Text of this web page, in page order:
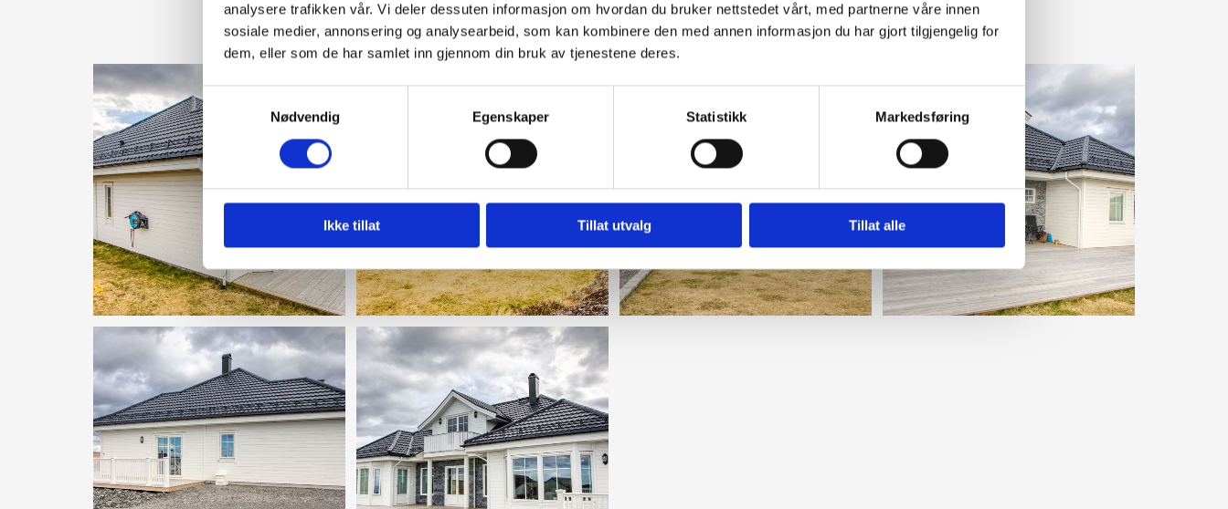
analysere trafikken vår. Vi deler dessuten informasjon om hvordan du bruker nettstedet vårt, med partnerne våre innen
sosiale medier, annonsering og analysearbeid, som kan kombinere den med annen informasjon du har gjort tilgjengelig for
dem, eller som de har samlet inn gjennom din bruk av tjenestene deres.
Samtykkevalg
Nødvendig
Egenskaper Statistikk Markedsføring
Ikke tillat Tillat utvalg Tillat alle